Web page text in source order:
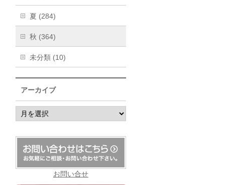
夏 (284)
秋 (364)
未分類 (10)
アーカイブ
ア
ー
イ
お問い合せ